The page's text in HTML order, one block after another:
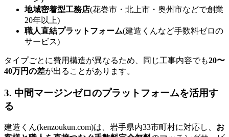
地域密着型工務店(花巻市・北上市・奥州市などで創業
20年以上)
職人直結プラットフォーム(建造くんなど手数料ゼロの
サービス)
タイプごとに費用構造が異なるため、同じ工事内容でも20〜
40万円の差が出ることがあります。
3. 中間マージンゼロのプラットフォームを活用す
る
建造くん(kenzoukun.com)は、岩手県内33市町村に対応し、 お